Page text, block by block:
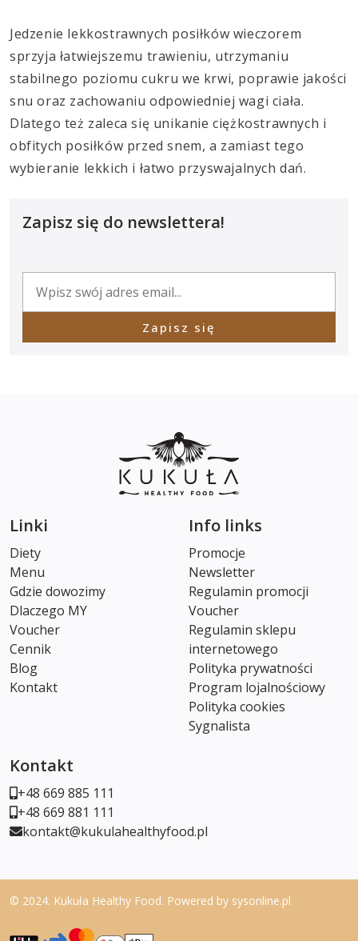
Jedzenie lekkostrawnych posiłków wieczorem
sprzyja łatwiejszemu trawieniu, utrzymaniu
stabilnego poziomu cukru we krwi, poprawie jakości
snu oraz zachowaniu odpowiedniej wagi ciała.
Dlatego też zaleca się unikanie ciężkostrawnych i
obfitych posiłków przed snem, a zamiast tego
wybieranie lekkich i łatwo przyswajalnych dań.
Zapisz się do newslettera!
Zapisz się
Linki
Diety
Menu
Gdzie dowozimy
Dlaczego MY
Voucher
Cennik
Blog
Kontakt
Info links
Promocje
Newsletter
Regulamin promocji
Voucher
Regulamin sklepu
internetowego
Polityka prywatności
Program lojalnościowy
Polityka cookies
Sygnalista
Kontakt
+48 669 885 111
+48 669 881 111
kontakt@kukulahealthyfood.pl
© 2024. Kukuła Healthy Food. Powered by sysonline.pl